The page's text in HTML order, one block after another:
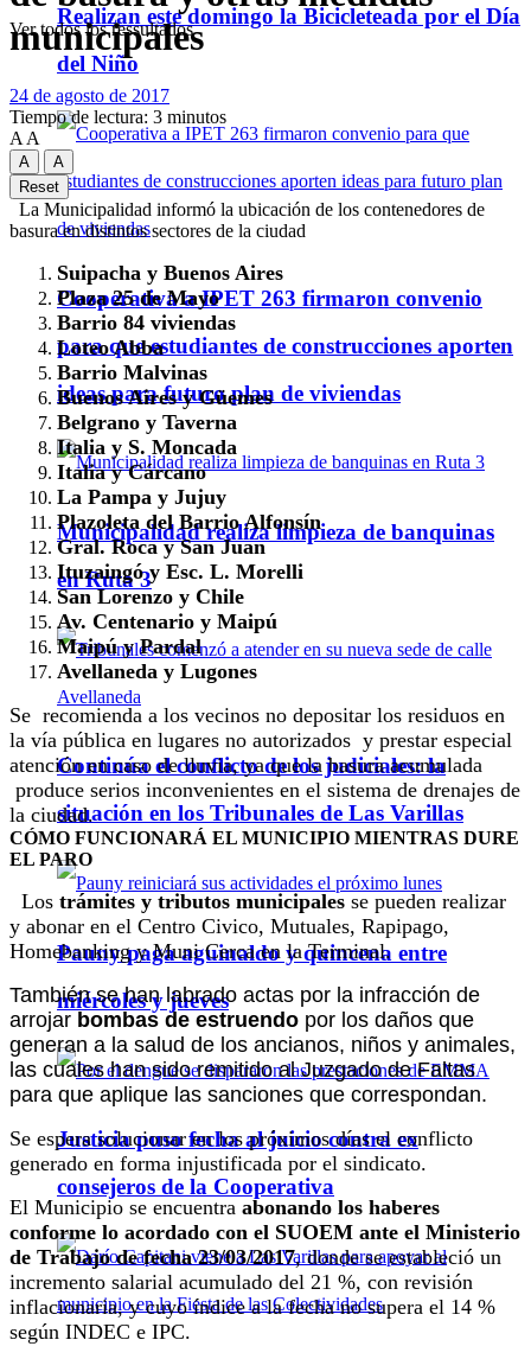
Realizan este domingo la Bicicleteada por el Día
del Niño
Cooperativa a IPET 263 firmaron convenio
para que estudiantes de construcciones aporten
ideas para futuro plan de viviendas
Municipalidad realiza limpieza de banquinas
en Ruta 3
Continúa el conflicto de los judiciales: la
situación en los Tribunales de Las Varillas
Pauny paga aguinaldo y quincena entre
miércoles y jueves
Justicia puso fecha al juicio contra ex
consejeros de la Cooperativa
Ver todos los ressultados
municipales
24 de agosto de 2017
Tiempo de lectura: 3 minutos
A A
A
A
Reset
La Municipalidad informó la ubicación de los contenedores de
basura en distintos sectores de la ciudad
Suipacha y Buenos Aires
Plaza 25 de Mayo
Barrio 84 viviendas
Loteo Abba
Barrio Malvinas
Buenos Aires y Güemes
Belgrano y Taverna
Italia y S. Moncada
Italia y Cárcano
La Pampa y Jujuy
Plazoleta del Barrio Alfonsín
Gral. Roca y San Juan
Ituzaingó y Esc. L. Morelli
San Lorenzo y Chile
Av. Centenario y Maipú
Maipú y Pardal
Avellaneda y Lugones
Se recomienda a los vecinos no depositar los residuos en
la vía pública en lugares no autorizados y prestar especial
atención en caso de lluvia, ya que la basura acumulada
produce serios inconvenientes en el sistema de drenajes de
la ciudad.
CÓMO FUNCIONARÁ EL MUNICIPIO MIENTRAS DURE
EL PARO
Los trámites y tributos municipales se pueden realizar
y abonar en el Centro Civico, Mutuales, Rapipago,
Homebanking y Muni Cerca en la Terminal.
Tambiénse han labrado actas por la infracción de
arrojar bombas de estruendo por los daños que
generan a la salud de los ancianos, niños y animales,
las cuales han sido remitido al Juzgado de Faltas
para que aplique las sanciones que correspondan.
Se espera solucionar en los próximos días el conflicto
generado en forma injustificada por el sindicato.
El Municipio se encuentra abonando los haberes
conforme lo acordado con el SUOEM ante el Ministerio
de Trabajo de fecha 23/03/2017, donde se estableció un
incremento salarial acumulado del 21 %, con revisión
inflacionaria, y cuyo índice a la fecha no supera el 14 %
según INDEC e IPC.